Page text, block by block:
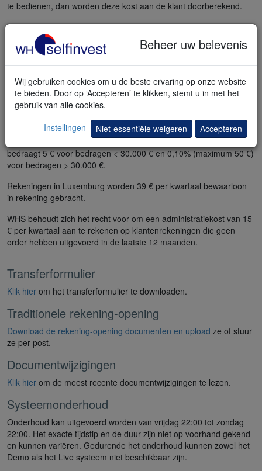
te bedienen, dan worden deze kost aan de klant doorberekend.
Geld op de rekening overmaken gaat d.m.v. een overschrijving
naar de klantentegoeden rekening bij één van de depotbanken. De
administratieve kost bedraagt 5 €. Omwille van wettelijke vereisten
van derden, met inbegrip van familieleden, mogen niet
aangenomen worden.
De veiligheid van uw rekening is belangrijk. Voor uw veiligheid
aanvaarden wij enkel een uitgaande transferinstructies die door de
rekeninghouder(s) zijn ondertekend. De administratieve kost
bedraagt 5 € voor bedragen < 30.000 € en 0,10% (maximum 50 €)
voor bedragen > 30.000 €.
Rekeningen in Luxemburg worden 39 € per kwartaal bewaarloon
in rekening gebracht.
WHS behoudt zich het recht voor om een administratiekost van 15
€ per kwartaal aan te rekenen op klantenrekeningen die geen
order hebben uitgevoerd in de laatste 12 maanden.
Transferformulier
Klik hier om het transferformulier te downloaden.
Traditionele rekening-opening
Download de rekening-opening documenten en upload ze of stuur
ze per post.
Documentwijzigingen
Klik hier om de meest recente documentwijzigingen te lezen.
Systeemonderhoud
Onderhoud kan uitgevoerd worden van vrijdag 22:00 tot zondag
22:00. Het exacte tijdstip en de duur zijn niet op voorhand gekend
en kunnen variëren. Gedurende het onderhoud kunnen zowel het
Demo als het Live systeem niet beschikbaar zijn.
Beheer uw belevenis
Wij gebruiken cookies om u de beste ervaring op onze website
te bieden. Door op ‘Accepteren’ te klikken, stemt u in met het
gebruik van alle cookies.
Instellingen
Niet-essentiële weigeren Accepteren